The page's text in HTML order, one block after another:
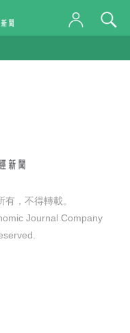
，不得轉載。
Journal Company